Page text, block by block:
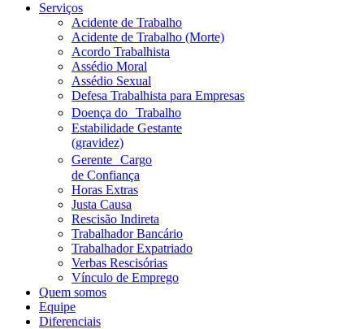
Serviços
Acidente de Trabalho
Acidente de Trabalho (Morte)
Acordo Trabalhista
Assédio Moral
Assédio Sexual
Defesa Trabalhista para Empresas
Doença do Trabalho
Estabilidade Gestante
(gravidez)
Gerente Cargo
de Confiança
Horas Extras
Justa Causa
Rescisão Indireta
Trabalhador Bancário
Trabalhador Expatriado
Verbas Rescisórias
Vínculo de Emprego
Quem somos
Equipe
Diferenciais